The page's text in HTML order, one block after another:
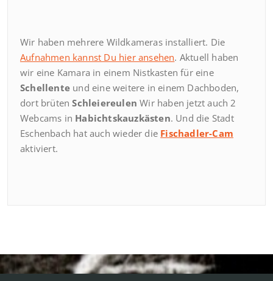
Wir haben mehrere Wildkameras installiert. Die
Aufnahmen kannst Du hier ansehen. Aktuell haben
wir eine Kamara in einem Nistkasten für eine
Schellente und eine weitere in einem Dachboden,
dort brütenSchleiereulen Wir haben jetzt auch 2
Webcams in Habichtskauzkästen. Und die Stadt
Eschenbach hat auch wieder die Fischadler-Cam
aktiviert.